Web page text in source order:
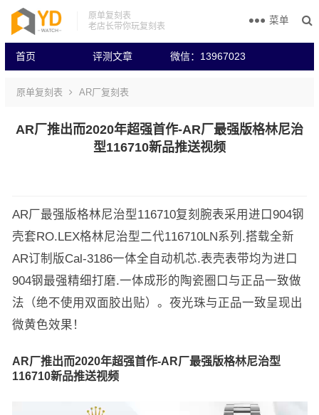
原单复刻表
老店长带你玩复刻表
首页 评测文章 微信：13967023
菜单
原单复刻表 AR厂复刻表
AR厂推出而2020年超强首作-AR厂最强版格林尼治
型116710新品推送视频
AR厂最强版格林尼治型116710复刻腕表采用进口904钢
壳套RO.LEX格林尼治型二代116710LN系列.搭载全新
AR订制版Cal-3186一体全自动机芯.表壳表带均为进口
904钢最强精细打磨.一体成形的陶瓷圈口与正品一致做
法（绝不使用双面胶出贴）。夜光珠与正品一致呈现出
微黄色效果！
AR厂推出而2020年超强首作-AR厂最强版格林尼治型
116710新品推送视频